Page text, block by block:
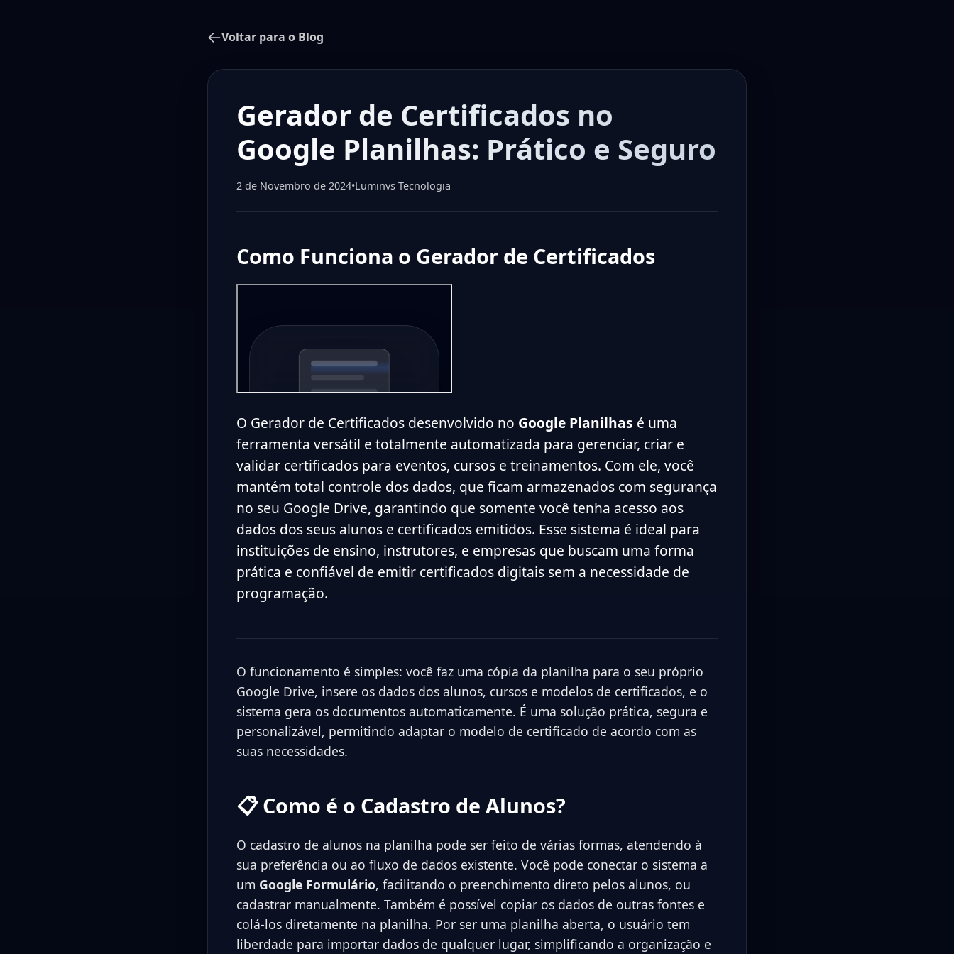
Voltar para o Blog
Gerador de Certificados no
Google Planilhas: Prático e Seguro
2 de Novembro de 2024•Luminvs Tecnologia
Como Funciona o Gerador de Certificados
O Gerador de Certificados desenvolvido no Google Planilhas é uma
ferramenta versátil e totalmente automatizada para gerenciar, criar e
validar certificados para eventos, cursos e treinamentos. Com ele, você
mantém total controle dos dados, que ficam armazenados com segurança
no seu Google Drive, garantindo que somente você tenha acesso aos
dados dos seus alunos e certificados emitidos. Esse sistema é ideal para
instituições de ensino, instrutores, e empresas que buscam uma forma
prática e confiável de emitir certificados digitais sem a necessidade de
programação.
O funcionamento é simples: você faz uma cópia da planilha para o seu próprio
Google Drive, insere os dados dos alunos, cursos e modelos de certificados, e o
sistema gera os documentos automaticamente. É uma solução prática, segura e
personalizável, permitindo adaptar o modelo de certificado de acordo com as
suas necessidades.
📋 Como é o Cadastro de Alunos?
O cadastro de alunos na planilha pode ser feito de várias formas, atendendo à
sua preferência ou ao fluxo de dados existente. Você pode conectar o sistema a
um Google Formulário, facilitando o preenchimento direto pelos alunos, ou
cadastrar manualmente. Também é possível copiar os dados de outras fontes e
colá-los diretamente na planilha. Por ser uma planilha aberta, o usuário tem
liberdade para importar dados de qualquer lugar, simplificando a organização e